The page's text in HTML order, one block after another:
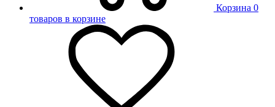
Корзина 0
товаров в корзине